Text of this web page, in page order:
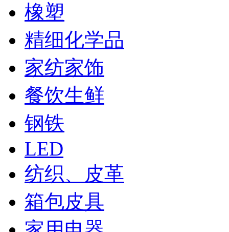
橡塑
精细化学品
家纺家饰
餐饮生鲜
钢铁
LED
纺织、皮革
箱包皮具